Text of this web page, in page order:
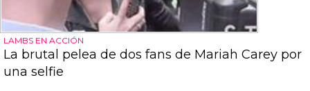
LAMBS EN ACCIÓN
La brutal pelea de dos fans de Mariah Carey por
una selfie